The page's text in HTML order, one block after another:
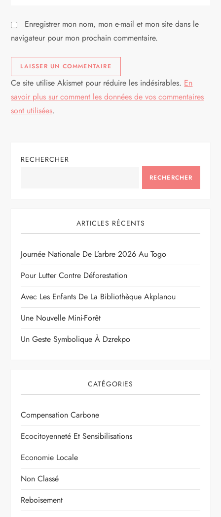
c
l
e
Enregistrer mon nom, mon e-mail et mon site dans le
navigateur pour mon prochain commentaire.
Ce site utilise Akismet pour réduire les indésirables. En
savoir plus sur comment les données de vos commentaires
sont utilisées.
RECHERCHER
RECHERCHER
ARTICLES RÉCENTS
Journée Nationale De L’arbre 2026 Au Togo
Pour Lutter Contre Déforestation
Avec Les Enfants De La Bibliothèque Akplanou
Une Nouvelle Mini-Forêt
Un Geste Symbolique À Dzrekpo
CATÉGORIES
Compensation Carbone
Ecocitoyenneté Et Sensibilisations
Economie Locale
Non Classé
Reboisement